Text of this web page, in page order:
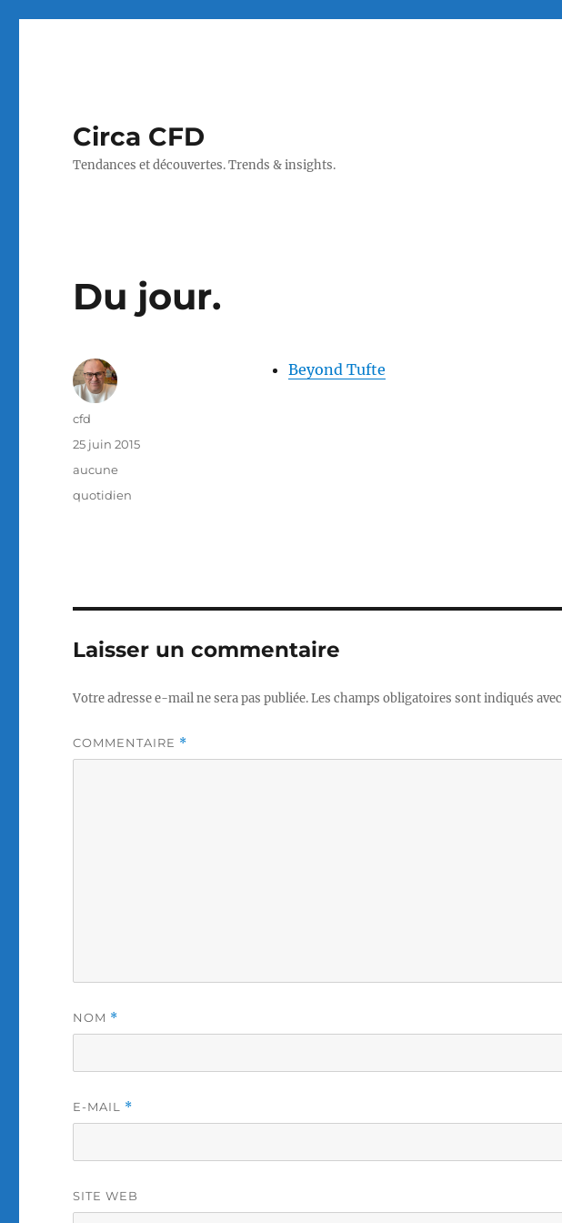
Circa CFD
Tendances et découvertes. Trends & insights.
Du jour.
Beyond Tufte
Auteur
cfd
Publié
25 juin 2015
Catégories
aucune
Étiquettes
quotidien
Laisser un commentaire
Votre adresse e-mail ne sera pas publiée.Les champs obligatoires sont indiqués avec
COMMENTAIRE *
NOM *
E-MAIL *
SITE WEB